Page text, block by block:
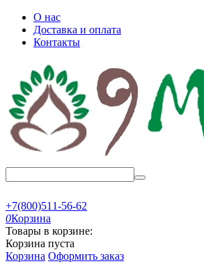
О нас
Доставка и оплата
Контакты
+7(800)511-56-62
0Корзина
Товары в корзине:
Корзина пуста
Корзина Оформить заказ